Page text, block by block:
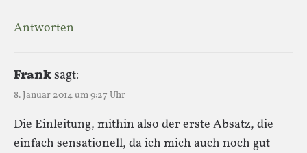
Antworten
Franksagt:
8. Januar 2014 um 9:27 Uhr
Die Einleitung, mithin also der erste Absatz, die
einfach sensationell, da ich mich auch noch gut